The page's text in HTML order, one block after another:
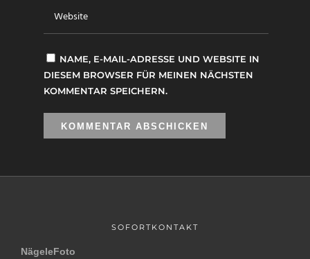
NAME, E-MAIL-ADRESSE UND WEBSITE IN
DIESEM BROWSER FÜR MEINEN NÄCHSTEN
KOMMENTAR SPEICHERN.
SOFORTKONTAKT
NägeleFoto